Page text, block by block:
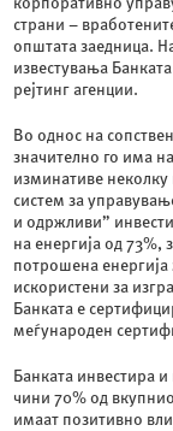
страни –
општата заедница.
известувања
рејтинг агенции.
Во однос на
значително го има
изминативе
систем за
и одржливи”
на енергија од 73%,
потрошена енергија
искористени за
Банката е
меѓународен
Банката инвестира
чини 70% од
имаат позитивно